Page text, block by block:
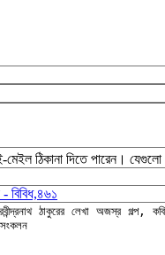
ঠিকানা দিতে পারেন।
বিবিধ,৪৬১